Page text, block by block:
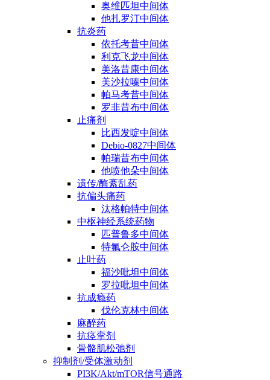
奥维匹坦中间体
他扎罗汀中间体
抗炎药
依托考昔中间体
利克飞龙中间体
美洛昔康中间体
美沙拉嗪中间体
帕马考昔中间体
罗非昔布中间体
止痛剂
比西发啶中间体
Debio-0827中间体
帕瑞昔布中间体
他喷他朵中间体
遗传/酶紊乱药
抗偏头痛药
汰格帕特中间体
中枢神经系统药物
匹普鲁多中间体
特氟仑胺中间体
止吐药
福沙吡坦中间体
罗拉吡坦中间体
抗成瘾药
伐伦克林中间体
麻醉药
抗痉挛剂
骨骼肌松弛剂
抑制剂/受体激动剂
PI3K/Akt/mTOR信号通路